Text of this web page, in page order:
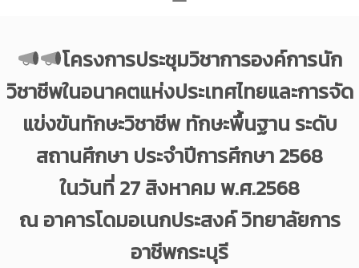
โครงการประชุมวิชาการองค์การนัก
วิชาชีพในอนาคตแห่งประเทศไทยและการจัด
แข่งขันทักษะวิชาชีพ ทักษะพื้นฐาน ระดับ
สถานศึกษา ประจำปีการศึกษา 2568
ในวันที่ 27 สิงหาคม พ.ศ.2568
ณ อาคารโดมอเนกประสงค์ วิทยาลัยการ
อาชีพกระบุรี